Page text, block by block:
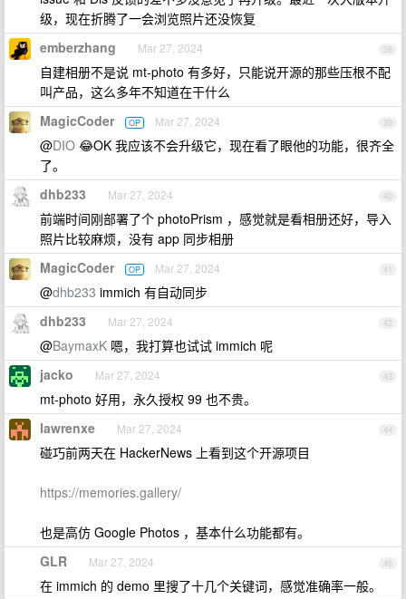
级，现在折腾了一会浏览照片还没恢复
38
emberzhang Mar 27, 2024
自建相册不是说 mt-photo 有多好，只能说开源的那些压根不配
叫产品，这么多年不知道在干什么
39
MagicCoder OP Mar 27, 2024
@DIO 😂OK 我应该不会升级它，现在看了眼他的功能，很齐全
了。
40
dhb233 Mar 27, 2024
前端时间刚部署了个 photoPrism ，感觉就是看相册还好，导入
照片比较麻烦，没有 app 同步相册
41
MagicCoder OP Mar 27, 2024
@dhb233 immich 有自动同步
42
dhb233 Mar 27, 2024
@BaymaxK 嗯，我打算也试试 immich 呢
43
jacko Mar 27, 2024
mt-photo 好用，永久授权 99 也不贵。
44
lawrenxe Mar 27, 2024
碰巧前两天在 HackerNews 上看到这个开源项目
https://memories.gallery/
也是高仿 Google Photos ，基本什么功能都有。
45
GLR Mar 27, 2024
在 immich 的 demo 里搜了十几个关键词，感觉准确率一般。